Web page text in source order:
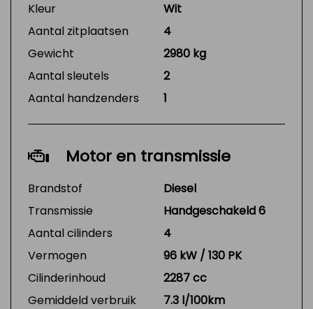
Kleur
Wit
Aantal zitplaatsen
4
Gewicht
2980 kg
Aantal sleutels
2
Aantal handzenders
1
Motor en transmissie
Brandstof
Diesel
Transmissie
Handgeschakeld 6
Aantal cilinders
4
Vermogen
96 kW / 130 PK
Cilinderinhoud
2287 cc
Gemiddeld verbruik
7.3 l/100km